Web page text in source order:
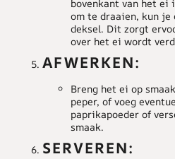
bovenkant van het ei
om te draaien, kun je
deksel. Dit zorgt
over het ei wordt
AFWERKEN:
Breng het ei op
peper, of voeg
paprikapoeder of
smaak.
SERVEREN: